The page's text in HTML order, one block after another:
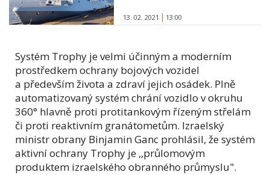
13. 02. 2021 13:00
Systém Trophy je velmi účinným a moderním
prostředkem ochrany bojových vozidel
a především života a zdraví jejich osádek. Plně
automatizovaný systém chrání vozidlo v okruhu
360° hlavně proti protitankovým řízeným střelám
či proti reaktivním granátometům. Izraelský
ministr obrany Binjamin Ganc prohlásil, že systém
aktivní ochrany Trophy je ,,průlomovým
produktem izraelského obranného průmyslu".